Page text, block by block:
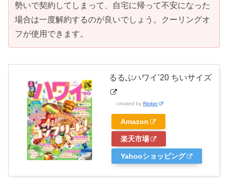
勢いで契約してしまって、自宅に帰って不安になった
場合は一度解約するのが良いでしょう。クーリングオ
フが使用できます。
るるぶハワイ’20 ちいサイズ
created by Rinker
Amazon
楽天市場
Yahooショッピング